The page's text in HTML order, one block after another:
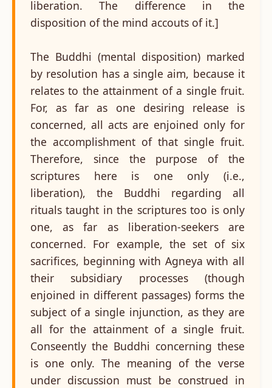
liberation. The difference in the
disposition of the mind accouts of it.]
The Buddhi (mental disposition) marked
by resolution has a single aim, because it
relates to the attainment of a single fruit.
For, as far as one desiring release is
concerned, all acts are enjoined only for
the accomplishment of that single fruit.
Therefore, since the purpose of the
scriptures here is one only (i.e.,
liberation), the Buddhi regarding all
rituals taught in the scriptures too is only
one, as far as liberation-seekers are
concerned. For example, the set of six
sacrifices, beginning with Agneya with all
their subsidiary processes (though
enjoined in different passages) forms the
subject of a single injunction, as they are
all for the attainment of a single fruit.
Conseently the Buddhi concerning these
is one only. The meaning of the verse
under discussion must be construed in